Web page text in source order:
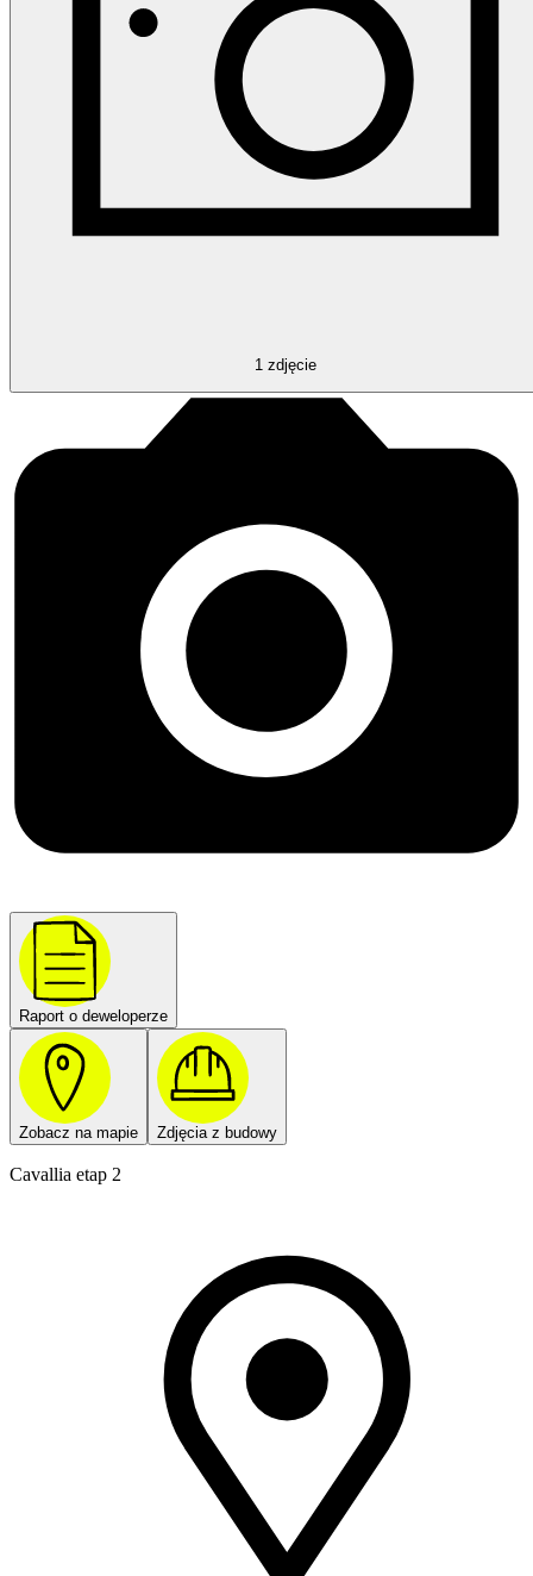
1 zdjęcie
Raport o deweloperze
Zobacz na mapie Zdjęcia z budowy
Cavallia etap 2